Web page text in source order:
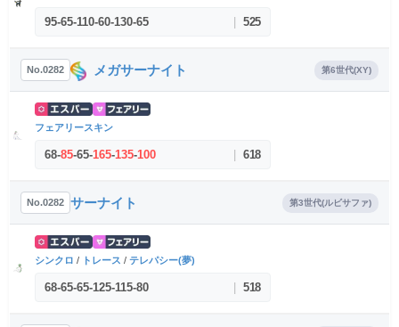
95-65-110-60-130-65 525
No.0282 メガサーナイト 第6世代(XY)
フェアリースキン
68-85-65-165-135-100 618
No.0282 サーナイト 第3世代(ルビサファ)
シンクロ / トレース / テレパシー(夢)
68-65-65-125-115-80 518